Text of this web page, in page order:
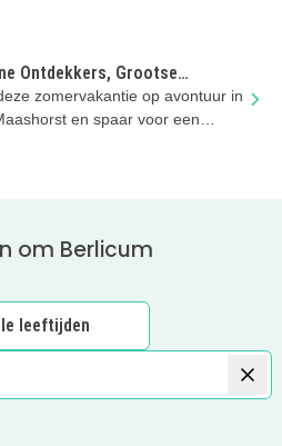
Ontdekkers, Grootse
in de Maashorst
zomervakantie op avontuur in
en spaar voor een
om Berlicum